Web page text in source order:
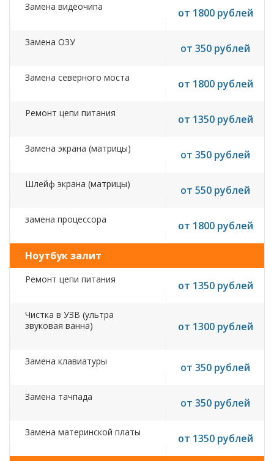
Замена видеочипа от 1800 рублей
Замена ОЗУ от 350 рублей
Замена северного моста от 1800 рублей
Ремонт цепи питания от 1350 рублей
Замена экрана (матрицы) от 350 рублей
Шлейф экрана (матрицы) от 550 рублей
замена процессора от 1800 рублей
Ноутбук залит
Ремонт цепи питания от 1350 рублей
Чистка в УЗВ (ультра
звуковая ванна)
от 1300 рублей
Замена клавиатуры от 350 рублей
Замена тачпада от 350 рублей
Замена материнской платы от 1350 рублей